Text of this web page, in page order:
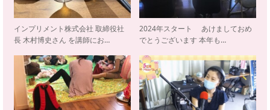
インプリメント株式会社 取締役社
長 木村博史さん を講師にお…
2024年スタート あけましておめ
でとうございます 本年も…